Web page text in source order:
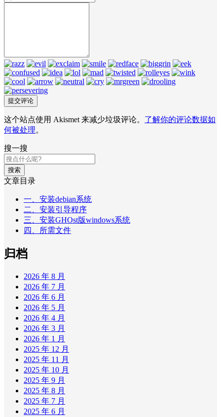
这个站点使用 Akismet 来减少垃圾评论。 了解你的评论数据如
何被处理。
搜一搜
搜索
文章目录
一、安装debian系统
二、安装引导程序
三、安装GHOst版windows系统
四、所需文件
归档
2026 年 8 月
2026 年 7 月
2026 年 6 月
2026 年 5 月
2026 年 4 月
2026 年 3 月
2026 年 1 月
2025 年 12 月
2025 年 11 月
2025 年 10 月
2025 年 9 月
2025 年 8 月
2025 年 7 月
2025 年 6 月